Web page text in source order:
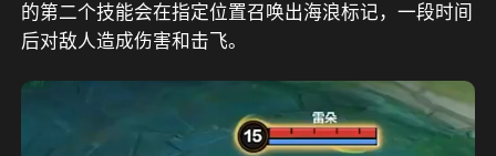
的第二个技能会在指定位置召唤出海浪标记，一段时间
后对敌人造成伤害和击飞。